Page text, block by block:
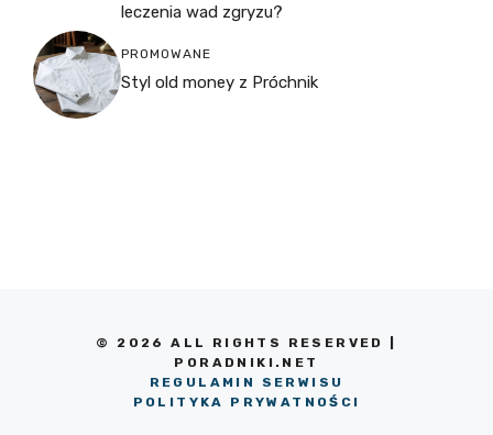
leczenia wad zgryzu?
PROMOWANE
Styl old money z Próchnik
© 2026 ALL RIGHTS RESERVED |
PORADNIKI.NET
REGULAMIN SERWISU
POLITYKA PRYWATNOŚCI